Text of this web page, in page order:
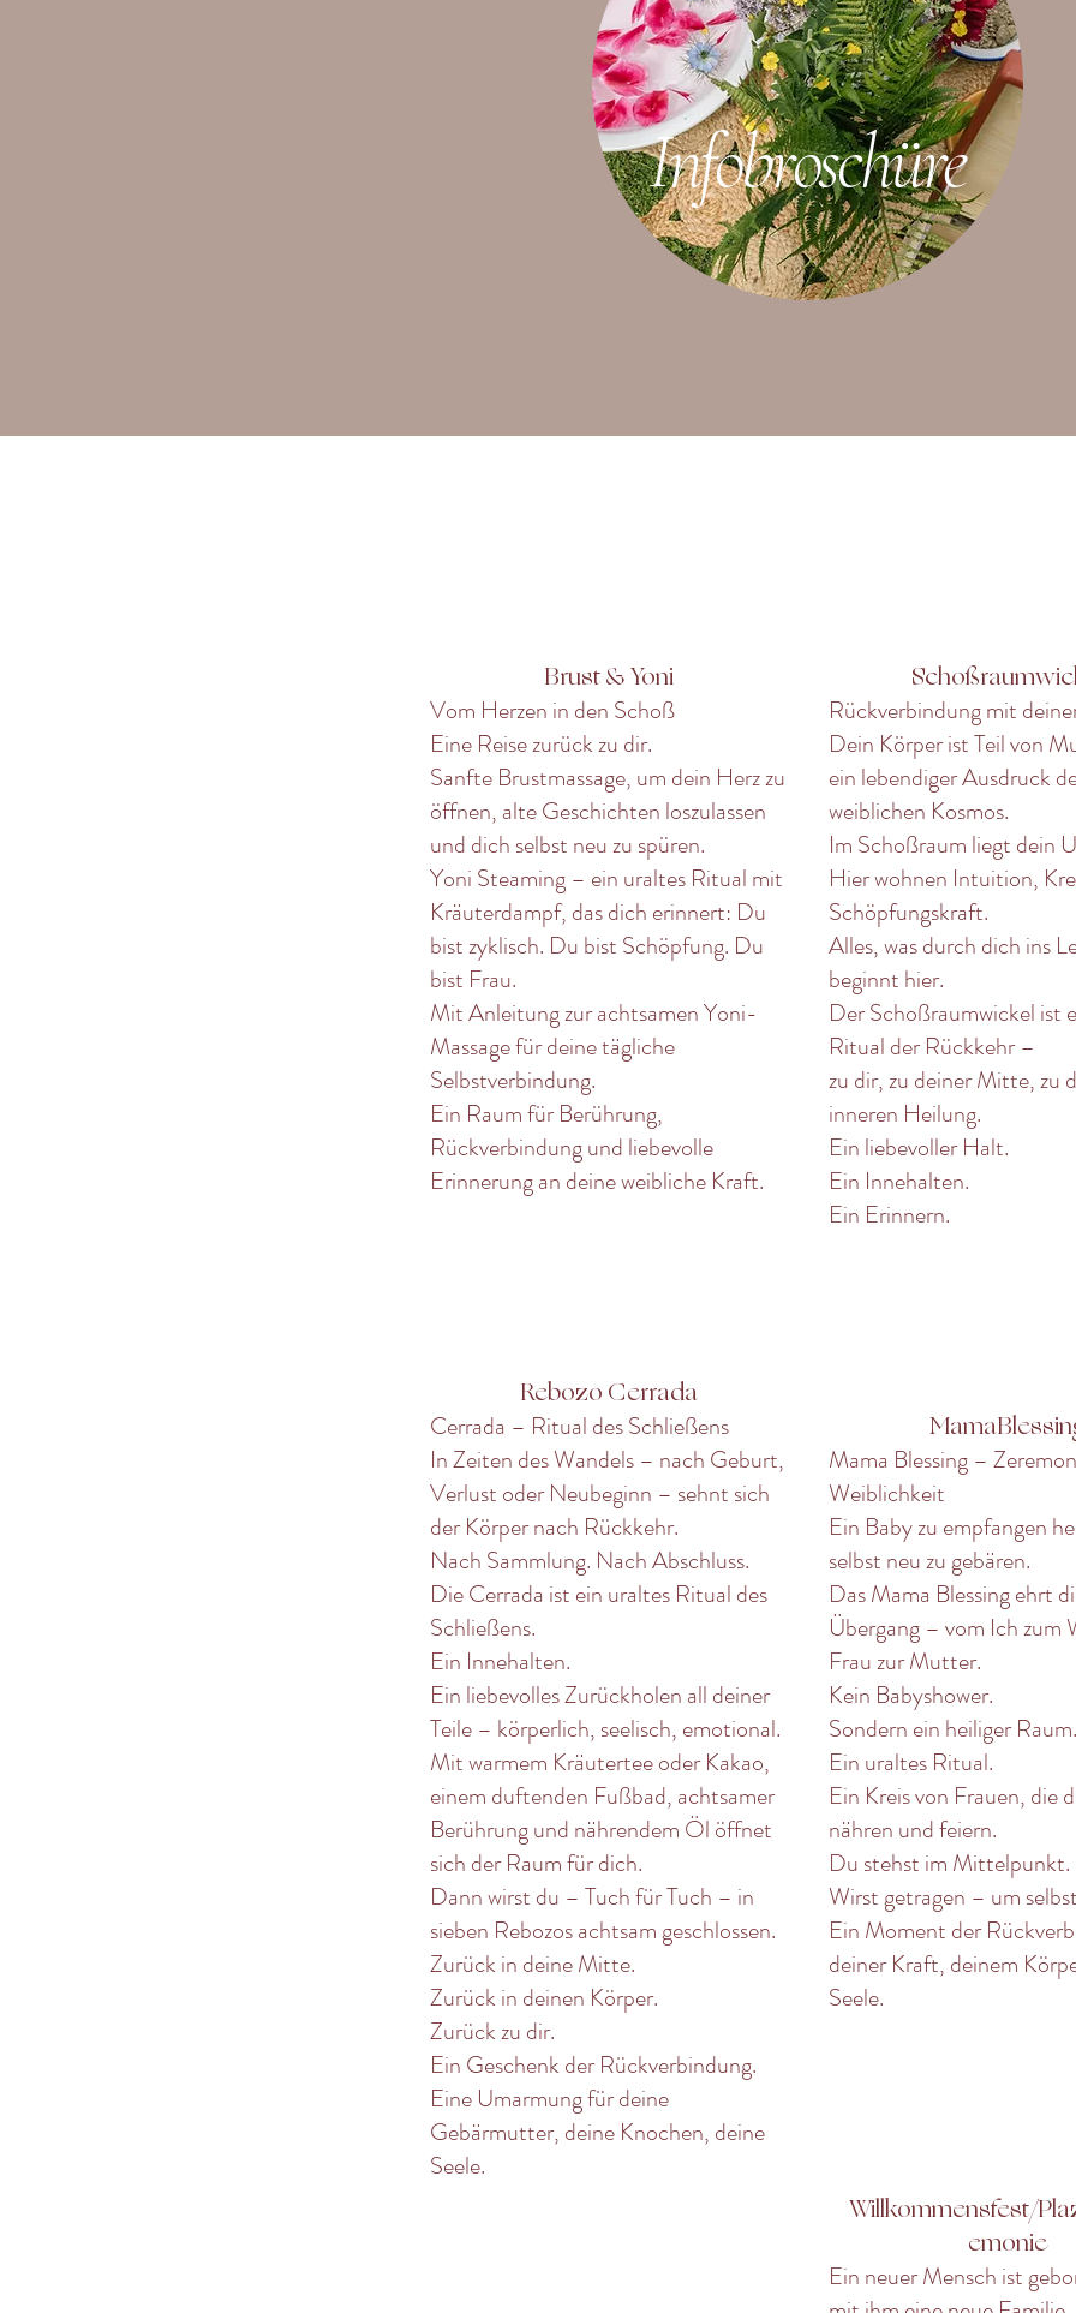
Infobroschüre
Brust & Yoni
Vom Herzen in den Schoß
Eine Reise zurück zu dir.
Sanfte Brustmassage, um dein Herz zu
öffnen, alte Geschichten loszulassen
und dich selbst neu zu spüren.
Yoni Steaming – ein uraltes Ritual mit
Kräuterdampf, das dich erinnert: Du
bist zyklisch. Du bist Schöpfung. Du
bist Frau.
Mit Anleitung zur achtsamen Yoni-
Massage für deine tägliche
Selbstverbindung.
Ein Raum für Berührung,
Rückverbindung und liebevolle
Erinnerung an deine weibliche Kraft.
Rebozo Cerrada
Cerrada – Ritual des Schließens
In Zeiten des Wandels – nach Geburt,
Verlust oder Neubeginn – sehnt sich
der Körper nach Rückkehr.
Nach Sammlung. Nach Abschluss.
Die Cerrada ist ein uraltes Ritual des
Schließens.
Ein Innehalten.
Ein liebevolles Zurückholen all deiner
Teile – körperlich, seelisch, emotional.
Mit warmem Kräutertee oder Kakao,
einem duftenden Fußbad, achtsamer
Berührung und nährendem Öl öffnet
sich der Raum für dich.
Dann wirst du – Tuch für Tuch – in
sieben Rebozos achtsam geschlossen.
Zurück in deine Mitte.
Zurück in deinen Körper.
Zurück zu dir.
Ein Geschenk der Rückverbindung.
Eine Umarmung für deine
Gebärmutter, deine Knochen, deine
Seele.
Rückverbindung mit
Dein Körper ist Teil von
ein lebendiger Ausdruck
weiblichen Kosmos.
Im Schoßraum liegt dein
Hier wohnen Intuition,
Schöpfungskraft.
Alles, was durch dich ins
beginnt hier.
Der Schoßraumwickel ist
Ritual der Rückkehr –
zu dir, zu deiner Mitte, zu
inneren Heilung.
Ein liebevoller Halt.
Ein Innehalten.
Ein Erinnern.
Mama Blessing –
Weiblichkeit
Ein Baby zu empfangen
selbst neu zu gebären.
Das Mama Blessing ehrt
Übergang – vom Ich zum
Frau zur Mutter.
Kein Babyshower.
Sondern ein heiliger Raum.
Ein uraltes Ritual.
Ein Kreis von Frauen, die
nähren und feiern.
Du stehst im Mittelpunkt.
Wirst getragen – um
Ein Moment der
deiner Kraft, deinem
Seele.
Willkommensfest/
emonie
Ein neuer Mensch ist